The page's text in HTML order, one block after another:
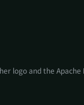
logo and the